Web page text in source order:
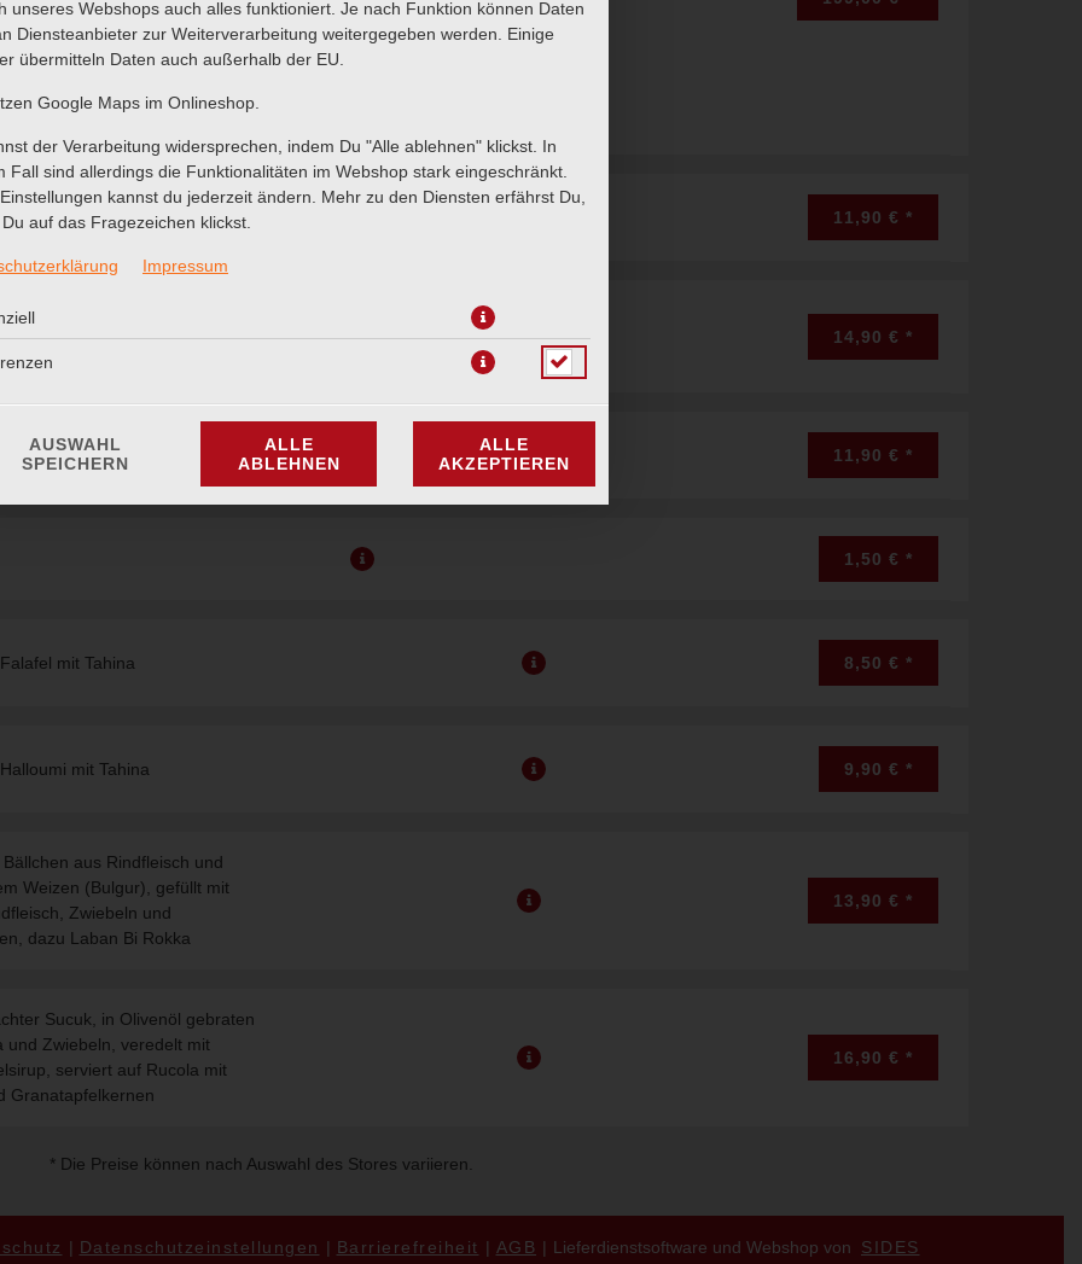
Mandelkernen 11,90 € *
zarten Streifen von der
Zwiebeln und gerösteten
14,90 € *
Mandelkernen 11,90 € *
1,50 € *
mit Tahina 8,50 € *
mit Tahina 9,90 € *
aus Rindfleisch und
Weizen (Bulgur), gefüllt mit
Zwiebeln und
dazu Laban Bi Rokka
13,90 € *
Sucuk, in Olivenöl gebraten
und Zwiebeln, veredelt mit
serviert auf Rucola mit
Granatapfelkernen
16,90 € *
* Die Preise können nach Auswahl des Stores variieren.
Datenschutzeinstellungen Barrierefreiheit AGB Lieferdienstsoftware und Webshop von SIDES
unseres Webshops auch alles funktioniert. Je nach Funktion können Daten
Diensteanbieter zur Weiterverarbeitung weitergegeben werden. Einige
übermitteln Daten auch außerhalb der EU.
Google Maps im Onlineshop.
der Verarbeitung widersprechen, indem Du "Alle ablehnen" klickst. In
Fall sind allerdings die Funktionalitäten im Webshop stark eingeschränkt.
kannst du jederzeit ändern. Mehr zu den Diensten erfährst Du,
auf das Fragezeichen klickst.
Impressum
AUSWAHL
SPEICHERN
ALLE
ABLEHNEN
ALLE
AKZEPTIEREN